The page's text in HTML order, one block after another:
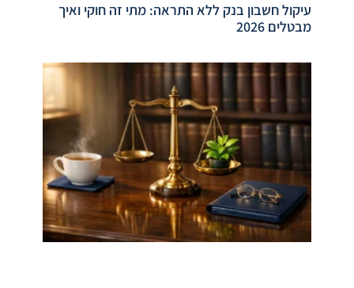
עיקול חשבון בנק ללא התראה: מתי זה חוקי ואיך
מבטלים 2026